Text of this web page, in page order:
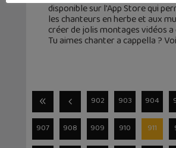
disponible sur l'App Store qui
les chanteurs en herbe et aux
créer de jolis montages vidéos a
Tu aimes chanter a cappella ?
902 903 904
907 908 909 910 911